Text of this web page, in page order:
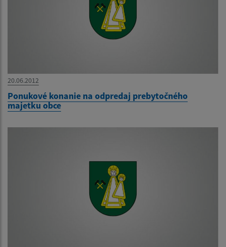
20.06.2012
Ponukové konanie na odpredaj prebytočného
majetku obce